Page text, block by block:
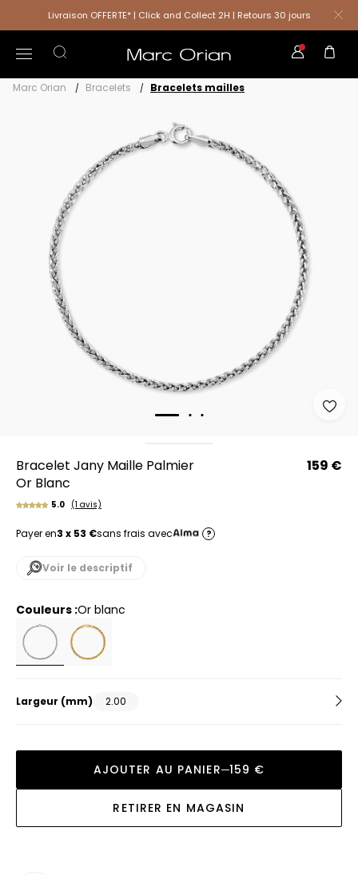
Livraison OFFERTE* | Click and Collect 2H | Retours 30 jours
Marc Orian Bracelets Bracelets mailles
Bracelet Jany Maille Palmier
Or Blanc
159 €
5.0 (1 avis)
Payer en3 x 53 €sans frais avec ?
Voir le descriptif
Couleurs : or blanc
Largeur (mm) 2.00
AJOUTER AU PANIER 159 €
RETIRER EN MAGASIN